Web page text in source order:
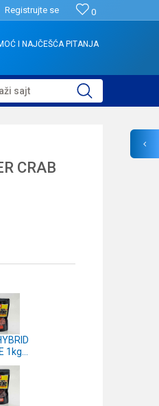
0
Registrujte se
I NAJČEŠĆA PITANJA
sajt
CRAB
1kg
-